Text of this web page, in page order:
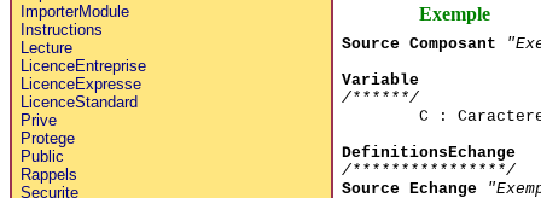
ImporterModule
Instructions
Lecture
LicenceEntreprise
LicenceExpresse
LicenceStandard
Prive
Protege
Public
Rappels
Securite
Exemple
Source Composant
Variable
/******/
C :
DefinitionsEchange
/****************/
Source Echange